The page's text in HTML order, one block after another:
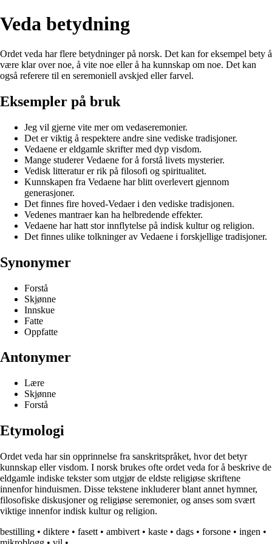
Veda betydning
Ordet veda har flere betydninger på norsk. Det kan for eksempel bety å
være klar over noe, å vite noe eller å ha kunnskap om noe. Det kan
også referere til en seremoniell avskjed eller farvel.
Eksempler på bruk
Jeg vil gjerne vite mer om vedaseremonier.
Det er viktig å respektere andre sine vediske tradisjoner.
Vedaene er eldgamle skrifter med dyp visdom.
Mange studerer Vedaene for å forstå livets mysterier.
Vedisk litteratur er rik på filosofi og spiritualitet.
Kunnskapen fra Vedaene har blitt overlevert gjennom
generasjoner.
Det finnes fire hoved-Vedaer i den vediske tradisjonen.
Vedenes mantraer kan ha helbredende effekter.
Vedaene har hatt stor innflytelse på indisk kultur og religion.
Det finnes ulike tolkninger av Vedaene i forskjellige tradisjoner.
Synonymer
Forstå
Skjønne
Innskue
Fatte
Oppfatte
Antonymer
Lære
Skjønne
Forstå
Etymologi
Ordet veda har sin opprinnelse fra sanskritspråket, hvor det betyr
kunnskap eller visdom. I norsk brukes ofte ordet veda for å beskrive de
eldgamle indiske tekster som utgjør de eldste religiøse skriftene
innenfor hinduismen. Disse tekstene inkluderer blant annet hymner,
filosofiske diskusjoner og religiøse seremonier, og anses som svært
viktige innenfor indisk kultur og religion.
bestilling • diktere • fasett • ambivert • kaste • dags • forsone • ingen •